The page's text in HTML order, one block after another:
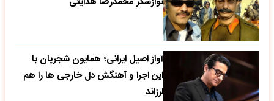
آواز اصیل ایرانی؛ همایون شجریان با
این اجرا و آهنگش دل خارجی ها را هم
لرزاند